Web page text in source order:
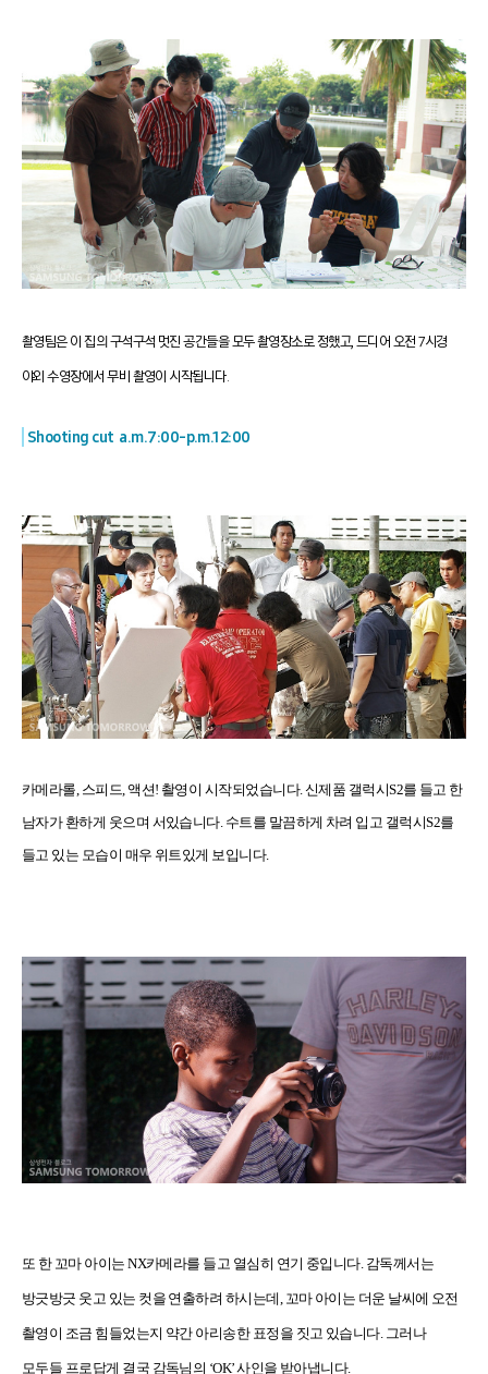
촬영팀은 이 집의 구석구석 멋진 공간들을 모두 촬영장소로 정했고, 드디어 오전 7시경
야외 수영장에서 무비 촬영이 시작됩니다.
Shooting cut a.m.7:00-p.m.12:00
카메라롤 스피드 ,액션! 촬영이 시작되었습니다. 신제품 갤럭시S2를 들고 한
남자가 환하게 웃으며 서있습니다. 수트를 말끔하게 차려 입고 갤럭시S2를
들고 있는 모습이 매우 위트있게 보입니다.
또 한 꼬마 아이는 NX카메라를 들고 열심히 연기 중입니다. 감독께서는
방긋방긋 웃고 있는 컷을 연출하려 하시는데, 꼬마 아이는 더운 날씨에 오전
촬영이 조금 힘들었는지 약간 아리송한 표정을 짓고 있습니다. 그러나
모두들 프로답게 결국 감독님의 ‘OK’사인을 받아냅니다.